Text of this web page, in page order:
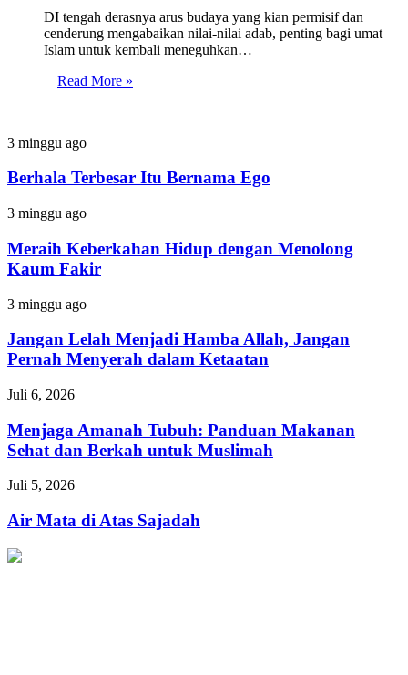
DI tengah derasnya arus budaya yang kian permisif dan
cenderung mengabaikan nilai-nilai adab, penting bagi umat
Islam untuk kembali meneguhkan…
Read More »
Berhala
Itu
Ego
3 minggu ago
Berhala Terbesar Itu Bernama Ego
Meraih
Hidup
dengan
Menolong
Fakir
3 minggu ago
Meraih Keberkahan Hidup dengan Menolong
Kaum Fakir
Jangan
Menjadi
Hamba
Allah,
Pernah
dalam
Ketaatan
3 minggu ago
Jangan Lelah Menjadi Hamba Allah, Jangan
Pernah Menyerah dalam Ketaatan
Menjaga
Tubuh:
Panduan
Makanan
dan
untuk
Juli 6, 2026
Menjaga Amanah Tubuh: Panduan Makanan
Sehat dan Berkah untuk Muslimah
Air
di
Atas
Sajadah
Juli 5, 2026
Air Mata di Atas Sajadah